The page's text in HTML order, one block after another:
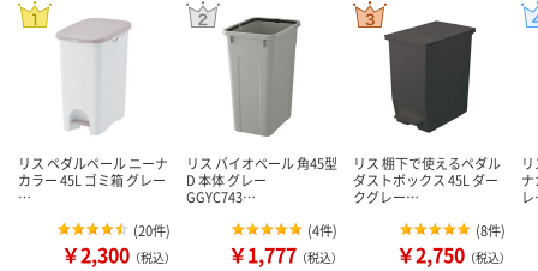
リス ペダルペール ニーナ
カラー 45L ゴミ箱 グレー
…
(20件)
￥2,300 （税込）
リス バイオペール 角45型
D 本体 グレー
GGYC743…
(4件)
￥1,777 （税込）
リス 棚下で使えるペダル
ダストボックス 45L ダー
クグレー…
(8件)
￥2,750 （税込）